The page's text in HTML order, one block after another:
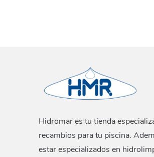
Hidromar es tu tienda
recambios para tu piscina.
estar especializados en